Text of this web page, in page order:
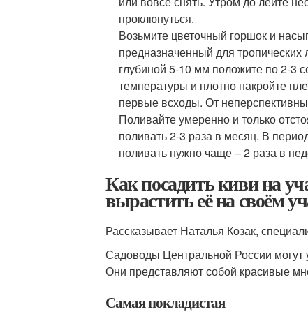
проклюнуться.
Возьмите цветочный горшок и
предназначенный для
глубиной 5-10 мм положите по 2-3
температуры и плотно накройте
первые всходы. От
Поливайте умеренно и только
поливать 2-3 раза в месяц. В
поливать нужно чаще – 2 раза в
Как посадить киви на
вырастить её на своём
Рассказывает Наталья Козак,
Садоводы Центральной России могут
Они представляют собой красивые
Самая покладистая